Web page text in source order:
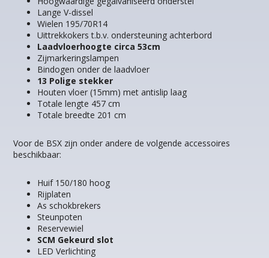
Lange V-dissel
Wielen 195/70R14
Uittrekkokers t.b.v. ondersteuning achterbord
Laadvloerhoogte circa 53cm
Zijmarkeringslampen
Bindogen onder de laadvloer
13 Polige stekker
Houten vloer (15mm) met antislip laag
Totale lengte 457 cm
Totale breedte 201 cm
Voor de BSX zijn onder andere de volgende accessoires
beschikbaar:
Huif 150/180 hoog
Rijplaten
As schokbrekers
Steunpoten
Reservewiel
SCM Gekeurd slot
LED Verlichting